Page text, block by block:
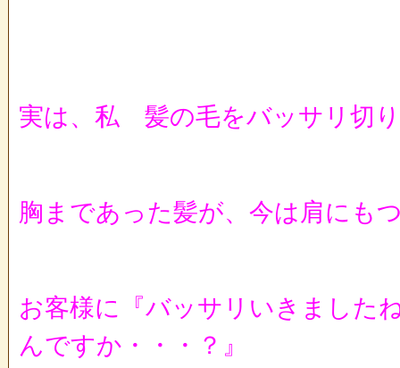
実は、私 髪の毛をバッサリ切
胸まであった髪が、今は肩にも
お客様に『バッサリいきまし
んですか・・・？』